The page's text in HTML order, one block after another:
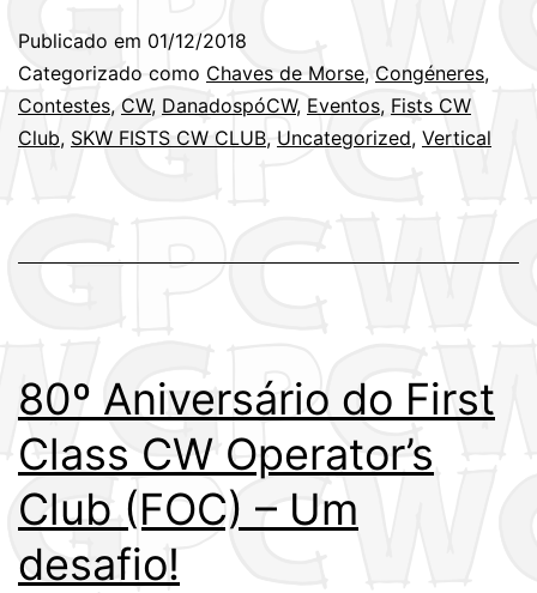
Publicado em 01/12/2018
Categorizado como Chaves de Morse, Congéneres,
Contestes, CW, DanadospóCW, Eventos, Fists CW
Club, SKW FISTS CW CLUB, Uncategorized, Vertical
80º Aniversário do First
Class CW Operator’s
Club (FOC) – Um
desafio!